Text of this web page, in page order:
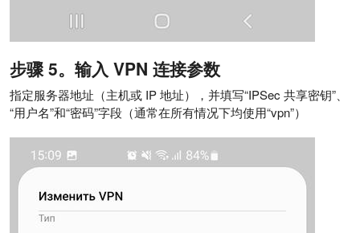
步骤 5。输入 VPN 连接参数
指定服务器地址（主机或 IP 地址），并填写“IPSec 共享密钥”、
“用户名”和“密码”字段（通常在所有情况下均使用“vpn”）